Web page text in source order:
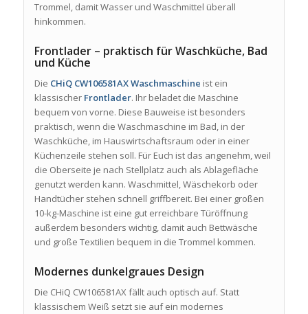
Trommel, damit Wasser und Waschmittel überall
hinkommen.
Frontlader – praktisch für Waschküche, Bad
und Küche
Die CHiQ CW106581AX Waschmaschine ist ein
klassischer Frontlader. Ihr beladet die Maschine
bequem von vorne. Diese Bauweise ist besonders
praktisch, wenn die Waschmaschine im Bad, in der
Waschküche, im Hauswirtschaftsraum oder in einer
Küchenzeile stehen soll. Für Euch ist das angenehm, weil
die Oberseite je nach Stellplatz auch als Ablagefläche
genutzt werden kann. Waschmittel, Wäschekorb oder
Handtücher stehen schnell griffbereit. Bei einer großen
10-kg-Maschine ist eine gut erreichbare Türöffnung
außerdem besonders wichtig, damit auch Bettwäsche
und große Textilien bequem in die Trommel kommen.
Modernes dunkelgraues Design
Die CHiQ CW106581AX fällt auch optisch auf. Statt
klassischem Weiß setzt sie auf ein modernes